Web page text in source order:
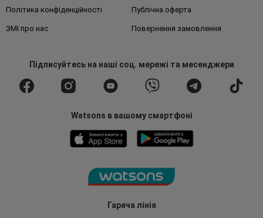
Гаряча лінія
Політика конфіденційності Публічна оферта
ЗМІ про нас Повернення замовлення
Підписуйтесьна наші соц. мережі та месенджери
Watsons в вашому смартфоні